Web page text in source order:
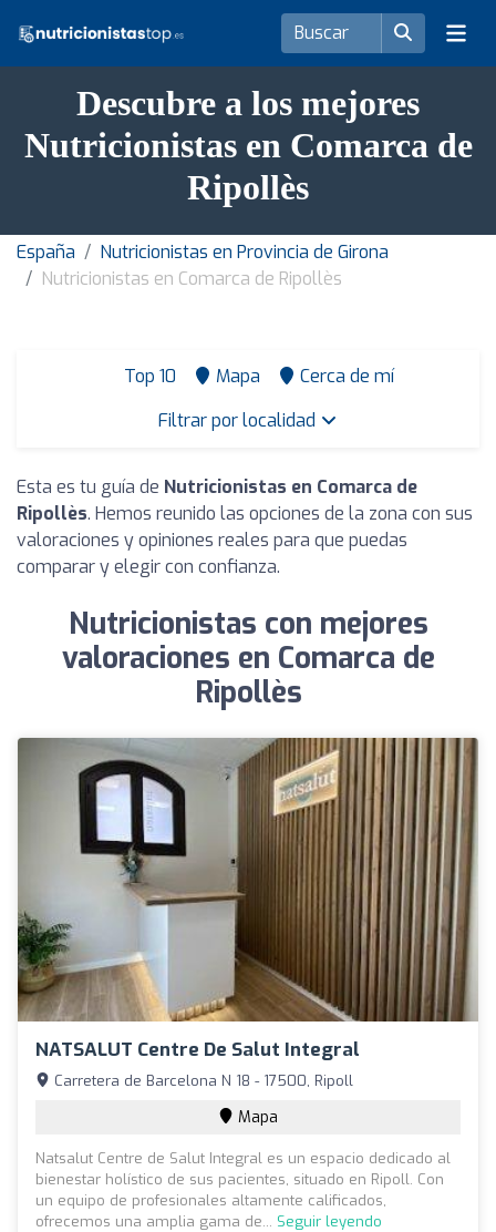
Descubre a los mejores
Nutricionistas en Comarca de
Ripollès
España
Nutricionistas en Provincia de Girona
Nutricionistas en Comarca de Ripollès
Top 10 Mapa
Cerca de mí
Filtrar por localidad
Esta es tu guía de Nutricionistas en Comarca de
Ripollès. Hemos reunido las opciones de la zona con sus
valoraciones y opiniones reales para que puedas
comparar y elegir con confianza.
Nutricionistas con mejores
valoraciones en Comarca de
Ripollès
NATSALUT Centre De Salut Integral
Carretera de Barcelona N 18 - 17500, Ripoll
Mapa
Natsalut Centre de Salut Integral es un espacio dedicado al
bienestar holístico de sus pacientes, situado en Ripoll. Con
un equipo de profesionales altamente calificados,
ofrecemos una amplia gama de... Seguir leyendo